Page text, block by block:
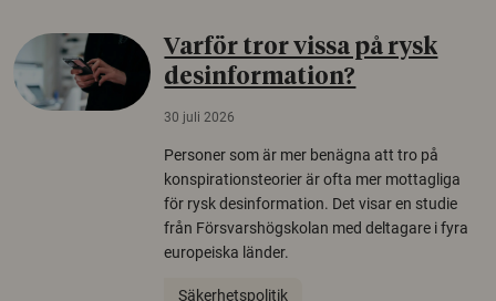
Varför tror vissa på rysk
desinformation?
30 juli 2026
Personer som är mer benägna att tro på
konspirationsteorier är ofta mer mottagliga
för rysk desinformation. Det visar en studie
från Försvarshögskolan med deltagare i fyra
europeiska länder.
Säkerhetspolitik